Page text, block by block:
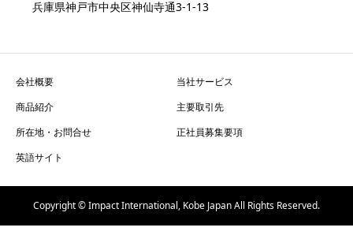
兵庫県神戸市中央区神仙寺通3-1-13
会社概要
当社サービス
商品紹介
主要取引先
所在地・お問合せ
正社員募集要項
英語サイト
Copyright © Impact International, Kobe Japan All Rights Reserved.